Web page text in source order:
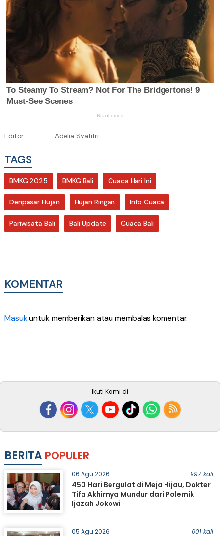
Editor : Adelia Syafitri
TAGS
BMKG 2025 BMKG Bali Cuaca Hari Ini
Denpasar Hujan Hujan Ringan Info Cuaca
Pariwisata Bali Bali Update Cuaca Bali
KOMENTAR
Masukuntuk memberikan atau membalas komentar.
Ikuti Kami di
BERITA POPULER
06 Agu 2026 997 kali
450 Hari Bergulat di Meja Hijau, Dokter
Tifa Akhirnya Mundur dari Polemik
Ijazah Jokowi
05 Agu 2026 601 kali